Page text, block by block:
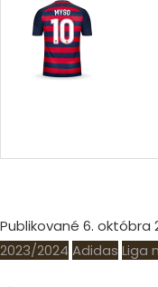
Publikované 6. októbra
2023/2024 Adidas Liga